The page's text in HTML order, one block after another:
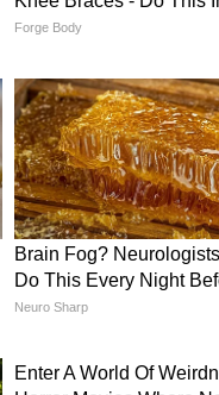
लें। इसके बाद शिमला
रहे। अब इसमें
करें। गैस बंद करें और
प्याज मिलाएं। अब
को सूखे मैदे में लपेटें,